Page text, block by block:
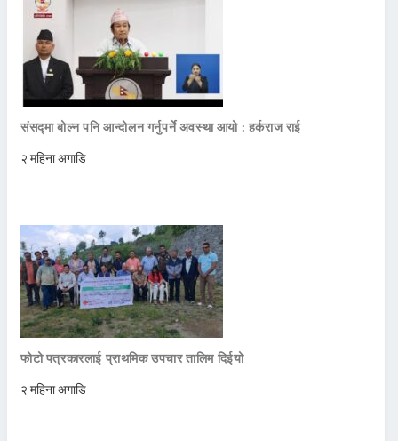
संसद्मा बोल्न पनि आन्दोलन गर्नुपर्ने अवस्था आयो : हर्कराज राई
२ महिना अगाडि
फोटो पत्रकारलाई प्राथमिक उपचार तालिम दिईयो
२ महिना अगाडि